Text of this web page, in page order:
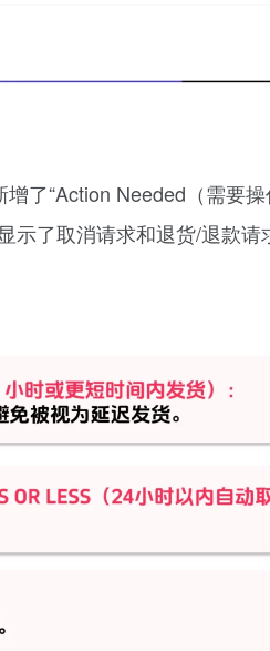
了“Action Needed（需要
示了取消请求和退货/退款请